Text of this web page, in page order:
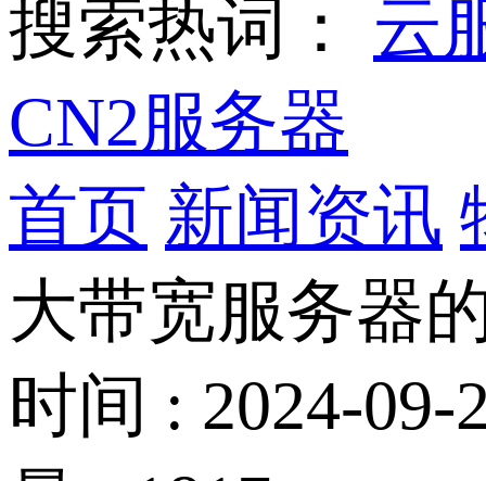
搜索热词： 云
CN2服务器
首页 新闻资讯
大带宽服务器
时间 : 2024-09-